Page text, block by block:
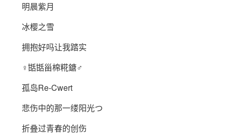
明晨紫月
冰樱之雪
拥抱好吗让我踏实
♀甛甛甾棉糀鎕♂
孤岛Re-Cwert
悲伤中的那一缕阳光つ
折叠过青春的创伤